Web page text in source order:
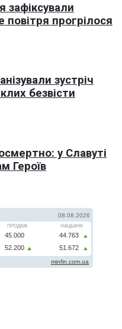
зафіксували
прогрілося
зустріч
безвісти
у Славуті
Героїв